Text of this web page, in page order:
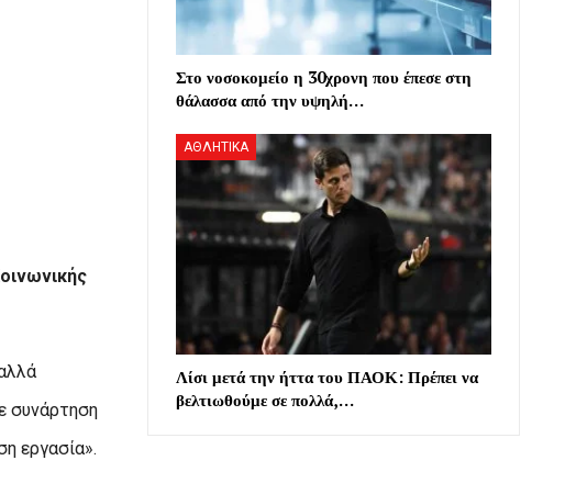
συνάρτηση
εργασία».
Στο νοσοκομείο η 30χρονη που έπεσε στη
θάλασσα από την υψηλή…
ΑΘΛΗΤΙΚΑ
Λίσι μετά την ήττα του ΠΑΟΚ: Πρέπει να
βελτιωθούμε σε πολλά,…